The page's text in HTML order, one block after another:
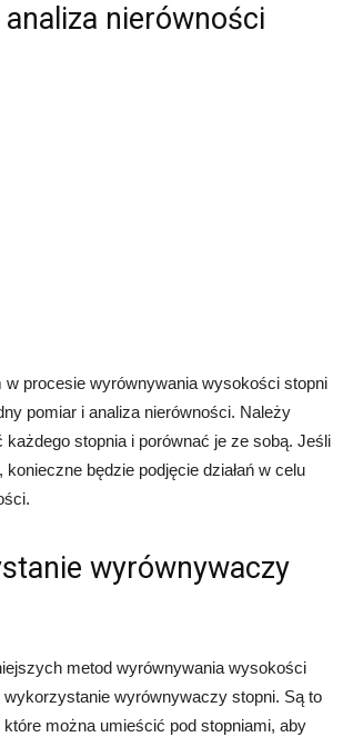
nierówności
procesie wyrównywania wysokości stopni
pomiar i analiza nierówności. Należy
stopnia i porównać je ze sobą. Jeśli
będzie podjęcie działań w celu
wyrównywaczy
metod wyrównywania wysokości
wyrównywaczy stopni. Są to
można umieścić pod stopniami, aby